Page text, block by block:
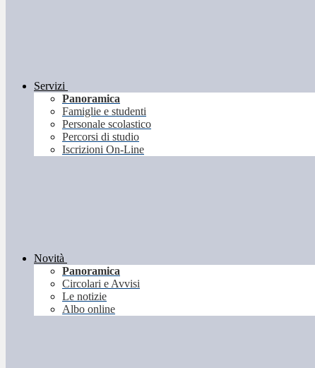
Servizi
Panoramica
Famiglie e studenti
Personale scolastico
Percorsi di studio
Iscrizioni On-Line
Novità
Panoramica
Circolari e Avvisi
Le notizie
Albo online